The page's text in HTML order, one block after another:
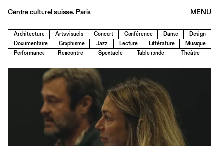
MENU
Centre culturel suisse. Paris
Agenda
Librairie
Médiathèque
Informations
Architecture Arts visuels Concert Conférence Danse
Design
Documentaire
Graphisme Jazz Lecture Littérature
Musique
Performance
Rencontre Spectacle Table ronde Théâtre